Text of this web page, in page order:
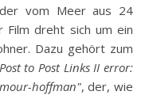
vom Meer aus 24
Film dreht sich um ein
Dazu gehört zum
Post to Post Links II error:
hoffman", der, wie